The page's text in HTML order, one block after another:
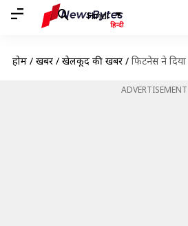
Hindi
होम / खबरें / खेलकूद की खबरें / फिटनेस ने दिया साथ
ADVERTISEMENT